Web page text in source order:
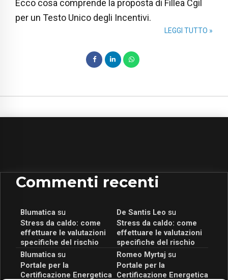
Ecco cosa comprende la proposta di Fillea Cgil
per un Testo Unico degli Incentivi.
LEGGI TUTTO »
Commenti recenti
Blumaticasu
Stress da caldo: come
effettuare le valutazioni
specifiche del rischio
De Santis Leo su
Stress da caldo: come
effettuare le valutazioni
specifiche del rischio
Blumaticasu
Portale per la
Certificazione Energetica
Romeo Myrtaj su
Portale per la
Certificazione Energetica